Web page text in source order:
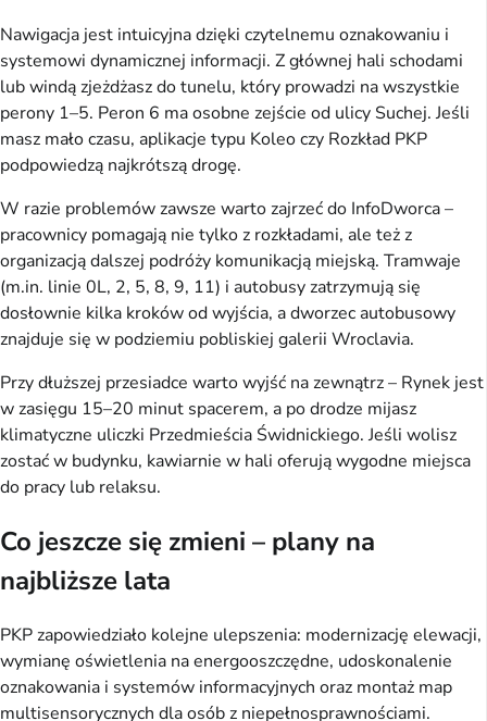
Nawigacja jest intuicyjna dzięki czytelnemu oznakowaniu i
systemowi dynamicznej informacji. Z głównej hali schodami
lub windą zjeżdżasz do tunelu, który prowadzi na wszystkie
perony 1–5. Peron 6 ma osobne zejście od ulicy Suchej. Jeśli
masz mało czasu, aplikacje typu Koleo czy Rozkład PKP
podpowiedzą najkrótszą drogę.
W razie problemów zawsze warto zajrzeć do InfoDworca –
pracownicy pomagają nie tylko z rozkładami, ale też z
organizacją dalszej podróży komunikacją miejską. Tramwaje
(m.in. linie 0L, 2, 5, 8, 9, 11) i autobusy zatrzymują się
dosłownie kilka kroków od wyjścia, a dworzec autobusowy
znajduje się w podziemiu pobliskiej galerii Wroclavia.
Przy dłuższej przesiadce warto wyjść na zewnątrz – Rynek jest
w zasięgu 15–20 minut spacerem, a po drodze mijasz
klimatyczne uliczki Przedmieścia Świdnickiego. Jeśli wolisz
zostać w budynku, kawiarnie w hali oferują wygodne miejsca
do pracy lub relaksu.
Co jeszcze się zmieni – plany na
najbliższe lata
PKP zapowiedziało kolejne ulepszenia: modernizację elewacji,
wymianę oświetlenia na energooszczędne, udoskonalenie
oznakowania i systemów informacyjnych oraz montaż map
multisensorycznych dla osób z niepełnosprawnościami.